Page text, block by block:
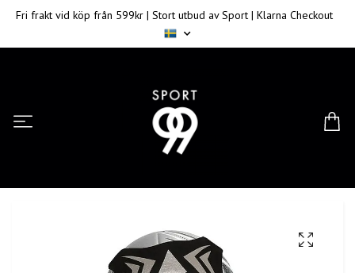
Fri frakt vid köp från 599kr | Stort utbud av Sport | Klarna Checkout